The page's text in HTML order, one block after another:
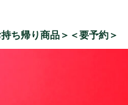
持ち帰り商品＞＜要予約＞